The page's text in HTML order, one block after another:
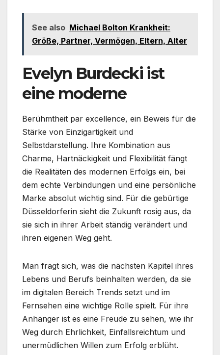
See also Michael Bolton Krankheit:
Größe, Partner, Vermögen, Eltern, Alter
Evelyn Burdecki ist
eine moderne
Berühmtheit par excellence, ein Beweis für die
Stärke von Einzigartigkeit und
Selbstdarstellung. Ihre Kombination aus
Charme, Hartnäckigkeit und Flexibilität fängt
die Realitäten des modernen Erfolgs ein, bei
dem echte Verbindungen und eine persönliche
Marke absolut wichtig sind. Für die gebürtige
Düsseldorferin sieht die Zukunft rosig aus, da
sie sich in ihrer Arbeit ständig verändert und
ihren eigenen Weg geht.
Man fragt sich, was die nächsten Kapitel ihres
Lebens und Berufs beinhalten werden, da sie
im digitalen Bereich Trends setzt und im
Fernsehen eine wichtige Rolle spielt. Für ihre
Anhänger ist es eine Freude zu sehen, wie ihr
Weg durch Ehrlichkeit, Einfallsreichtum und
unermüdlichen Willen zum Erfolg erblüht.